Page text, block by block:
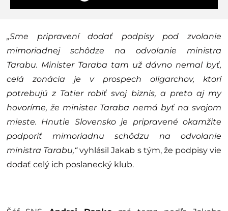
„Sme pripravení dodať podpisy pod zvolanie
mimoriadnej schôdze na odvolanie ministra
Tarabu. Minister Taraba tam už dávno nemal byť,
celá zonácia je v prospech oligarchov, ktorí
potrebujú z Tatier robiť svoj biznis, a preto aj my
hovoríme, že minister Taraba nemá byť na svojom
mieste. Hnutie Slovensko je pripravené okamžite
podporiť mimoriadnu schôdzu na odvolanie
ministra Tarabu,“vyhlásil Jakab s tým, že podpisy vie
dodať celý ich poslanecký klub.